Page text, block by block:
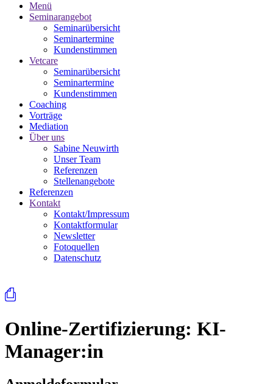
Menü
Seminarangebot
Seminarübersicht
Seminartermine
Kundenstimmen
Vetcare
Seminarübersicht
Seminartermine
Kundenstimmen
Coaching
Vorträge
Mediation
Über uns
Sabine Neuwirth
Unser Team
Referenzen
Stellenangebote
Referenzen
Kontakt
Kontakt/Impressum
Kontaktformular
Newsletter
Fotoquellen
Datenschutz
⎙
Online-Zertifizierung: KI-
Manager:in